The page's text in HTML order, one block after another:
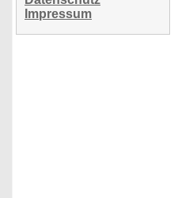
Impressum